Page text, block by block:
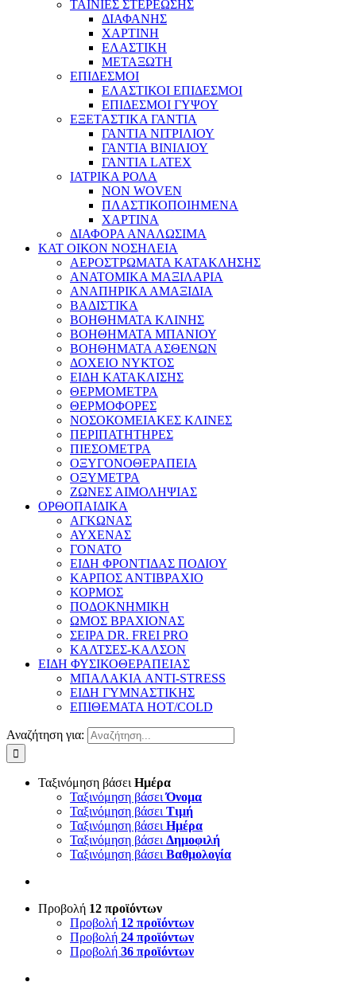
ΤΑΙΝΙΕΣ ΣΤΕΡΕΩΣΗΣ
ΔΙΑΦΑΝΗΣ
ΧΑΡΤΙΝΗ
ΕΛΑΣΤΙΚΗ
ΜΕΤΑΞΩΤΗ
ΕΠΙΔΕΣΜΟΙ
ΕΛΑΣΤΙΚΟΙ ΕΠΙΔΕΣΜΟΙ
ΕΠΙΔΕΣΜΟΙ ΓΥΨΟΥ
ΕΞΕΤΑΣΤΙΚΑ ΓΑΝΤΙΑ
ΓΑΝΤΙΑ ΝΙΤΡΙΛΙΟΥ
ΓΑΝΤΙΑ ΒΙΝΙΛΙΟΥ
ΓΑΝΤΙΑ LATEX
ΙΑΤΡΙΚΑ ΡΟΛΑ
NON WOVEN
ΠΛΑΣΤΙΚΟΠΟΙΗΜΕΝΑ
ΧΑΡΤΙΝΑ
ΔΙΑΦΟΡΑ ΑΝΑΛΩΣΙΜΑ
ΚΑΤ ΟΙΚΟΝ ΝΟΣΗΛΕΙΑ
ΑΕΡΟΣΤΡΩΜΑΤΑ ΚΑΤΑΚΛΗΣΗΣ
ΑΝΑΤΟΜΙΚΑ ΜΑΞΙΛΑΡΙΑ
ΑΝΑΠΗΡΙΚΑ ΑΜΑΞΙΔΙΑ
ΒΑΔΙΣΤΙΚΑ
ΒΟΗΘΗΜΑΤΑ ΚΛΙΝΗΣ
ΒΟΗΘΗΜΑΤΑ ΜΠΑΝΙΟΥ
ΒΟΗΘΗΜΑΤΑ ΑΣΘΕΝΩΝ
ΔΟΧΕΙΟ ΝΥΚΤΟΣ
ΕΙΔΗ ΚΑΤΑΚΛΙΣΗΣ
ΘΕΡΜΟΜΕΤΡΑ
ΘΕΡΜΟΦΟΡΕΣ
ΝΟΣΟΚΟΜΕΙΑΚΕΣ ΚΛΙΝΕΣ
ΠΕΡΙΠΑΤΗΤΗΡΕΣ
ΠΙΕΣΟΜΕΤΡΑ
ΟΞΥΓΟΝΟΘΕΡΑΠΕΙΑ
ΟΞΥΜΕΤΡΑ
ΖΩΝΕΣ ΑΙΜΟΛΗΨΙΑΣ
ΟΡΘΟΠΑΙΔΙΚΑ
ΑΓΚΩΝΑΣ
ΑΥΧΕΝΑΣ
ΓΟΝΑΤΟ
ΕΙΔΗ ΦΡΟΝΤΙΔΑΣ ΠΟΔΙΟΥ
ΚΑΡΠΟΣ ΑΝΤΙΒΡΑΧΙΟ
ΚΟΡΜΟΣ
ΠΟΔΟΚΝΗΜΙΚΗ
ΩΜΟΣ ΒΡΑΧΙΟΝΑΣ
ΣΕΙΡΑ DR. FREI PRO
ΚΑΛΤΣΕΣ-ΚΑΛΣΟΝ
ΕΙΔΗ ΦΥΣΙΚΟΘΕΡΑΠΕΙΑΣ
ΜΠΑΛΑΚΙΑ ANTI-STRESS
ΕΙΔΗ ΓΥΜΝΑΣΤΙΚΗΣ
ΕΠΙΘΕΜΑΤΑ HOT/COLD
Αναζήτηση για:
Ταξινόμηση βάσει Ημέρα
Ταξινόμηση βάσειΌνομα
Ταξινόμηση βάσει Τιμή
Ταξινόμηση βάσει Ημέρα
Ταξινόμηση βάσει Δημοφιλή
Ταξινόμηση βάσει Βαθμολογία
Προβολή 12 προϊόντων
Προβολή 12 προϊόντων
Προβολή 24 προϊόντων
Προβολή 36 προϊόντων